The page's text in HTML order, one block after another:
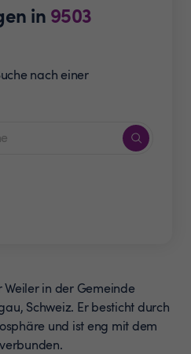
in 9503
nach einer
in der Gemeinde
Schweiz. Er besticht durch
und ist eng mit dem